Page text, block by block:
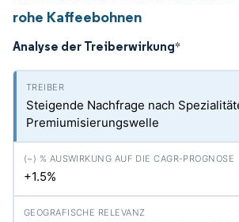
rohe Kaffeebohnen
Analyse der Treiberwirkung*
Steigende Nachfrage nach
Premiumisierungswelle
+1.5%